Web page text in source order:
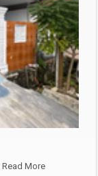
Read More